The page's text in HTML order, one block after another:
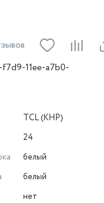
11ee-a7b0-
TCL (КНР)
24
белый
белый
нет